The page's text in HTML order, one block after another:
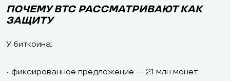
ПОЧЕМУ BTC РАССМАТРИВАЮТ КАК
ЗАЩИТУ
У биткоина:
• фиксированное предложение — 21 млн монет